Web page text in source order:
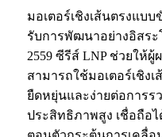
มอเตอร์เชิงเส้นตรงแบ
รับการพัฒนาอย่างอิสระโ
2559 ซีรีส์ LNP ช่วยให้
สามารถใช้มอเตอร์เชิง
ยืดหยุ่นและง่ายต่อการร
ประสิทธิภาพสูง เชื่อถือ